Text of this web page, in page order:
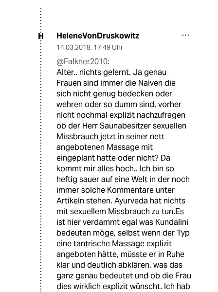
H HeleneVonDruskowitz
14.03.2018, 17:49 Uhr
@Falkner2010:
Alter.. nichts gelernt. Ja genau
Frauen sind immer die Naiven die
sich nicht genug bedecken oder
wehren oder so dumm sind, vorher
nicht nochmal explizit nachzufragen
ob der Herr Saunabesitzer sexuellen
Missbrauch jetzt in seiner nett
angebotenen Massage mit
eingeplant hatte oder nicht? Da
kommt mir alles hoch.. Ich bin so
heftig sauer auf eine Welt in der noch
immer solche Kommentare unter
Artikeln stehen. Ayurveda hat nichts
mit sexuellem Missbrauch zu tun.Es
ist hier verdammt egal was Kundalini
bedeuten möge, selbst wenn der Typ
eine tantrische Massage explizit
angeboten hätte, müsste er in Ruhe
klar und deutlich abklären, was das
ganz genau bedeutet und ob die Frau
dies wirklich explizit wünscht. Ich hab